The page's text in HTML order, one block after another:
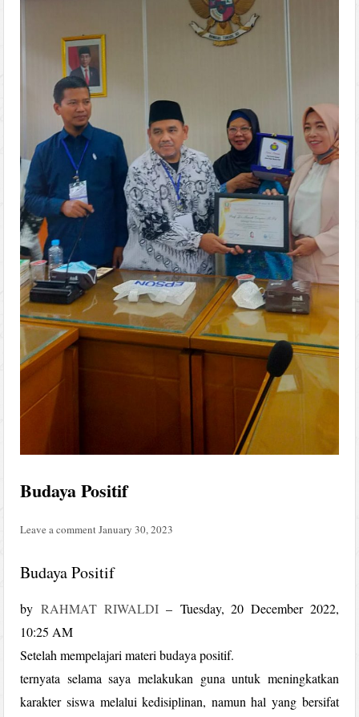
Budaya Positif
Leave a commentJanuary 30, 2023
Budaya Positif
byRAHMAT RIWALDI– Tuesday, 20 December 2022,
10:25 AM
Setelah mempelajari materi budaya positif.
ternyata selama saya melakukan guna untuk meningkatkan
karakter siswa melalui kedisiplinan, namun hal yang bersifat